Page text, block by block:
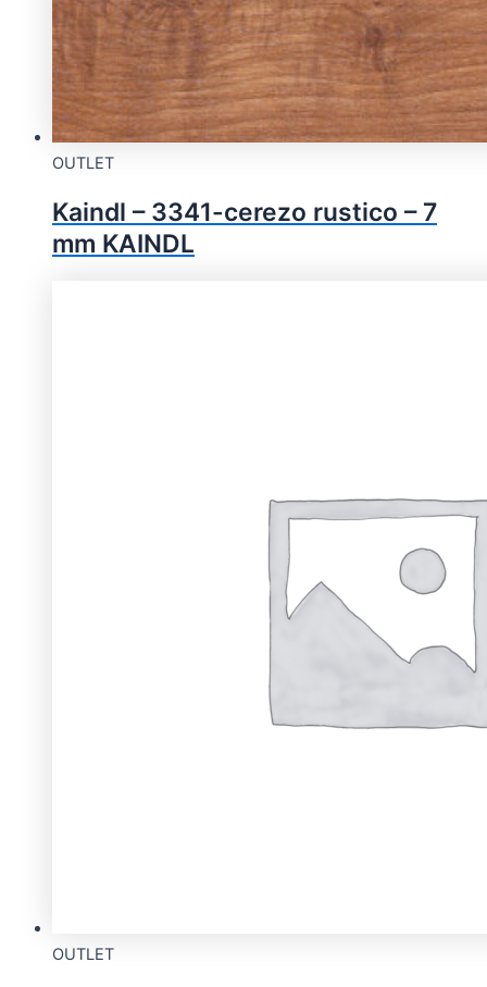
OUTLET
Kaindl – 3341-cerezo rustico – 7
mm KAINDL
OUTLET